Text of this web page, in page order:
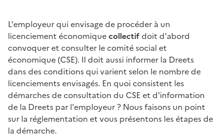
L'employeur qui envisage de procéder à un
licenciement économiquecollectifdoit d'abord
convoquer et consulter le comité social et
économique (CSE). Il doit aussi informer la Dreets
dans des conditions qui varient selon le nombre de
licenciements envisagés. En quoi consistent les
démarches de consultation du CSE et d'information
de la Dreets par l'employeur ? Nous faisons un point
sur la réglementation et vous présentons les étapes de
la démarche.